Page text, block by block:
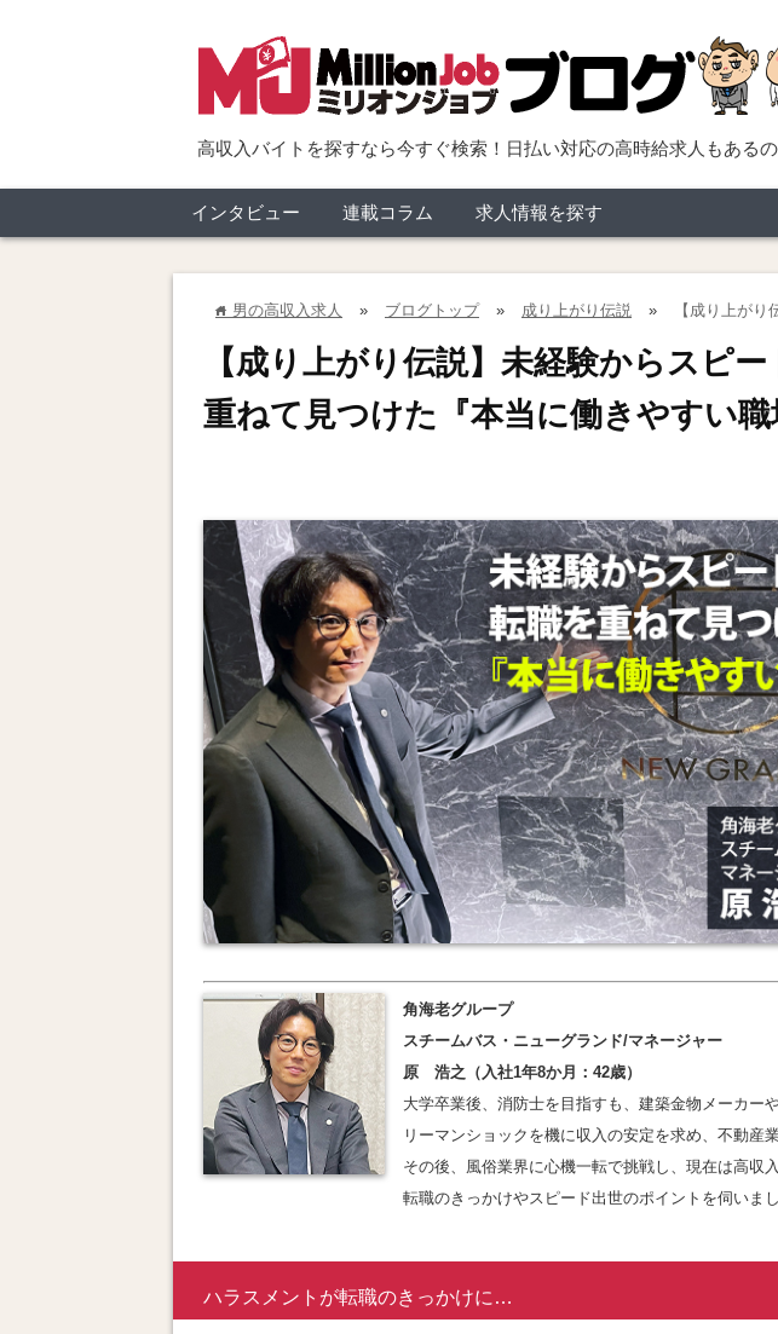
高収入バイトを探すなら今すぐ検索！日払い対応の高時給求人もある
インタビュー 連載コラム 求人情報を探す
home 男の高収入求人 » ブログトップ » 成り上がり伝説 » 【成り上がり
【成り上がり伝説】未経験からスピ
重ねて見つけた『本当に働きやすい職
角海老グループ
スチームバス・ニューグランド/マネージャー
原 浩之（入社1年8か月：42歳）
大学卒業後、消防士を目指すも、建築金物メーカー
リーマンショックを機に収入の安定を求め、不動産業
その後、風俗業界に心機一転で挑戦し、現在は高収
転職のきっかけやスピード出世のポイントを伺いまし
ハラスメントが転職のきっかけに …